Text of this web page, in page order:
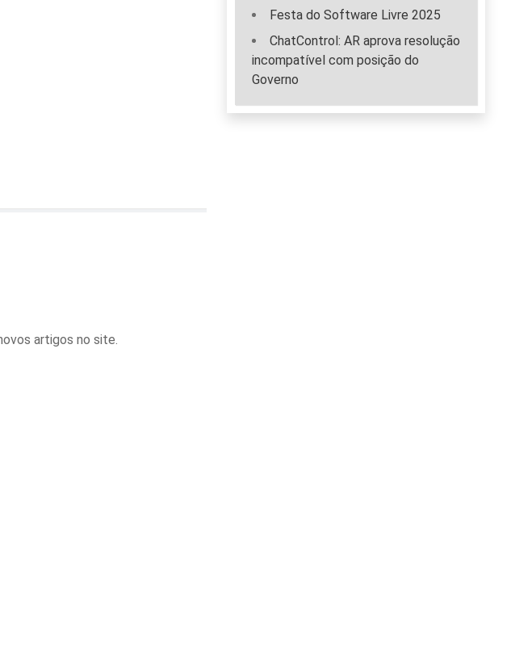
artigos no site.
Festa do Software Livre 2025
ChatControl: AR aprova resolução
incompatível com posição do
Governo